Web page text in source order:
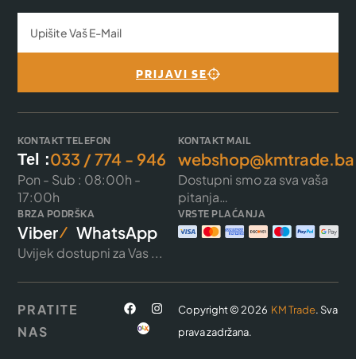
PRIJAVI SE
KONTAKT TELEFON
Tel :033 / 774 - 946
Pon - Sub : 08:00h -
17:00h
KONTAKT MAIL
webshop@kmtrade.ba
Dostupni smo za sva vaša
pitanja…
BRZA PODRŠKA
Viber WhatsApp
Uvijek dostupni za Vas ...
VRSTE PLAĆANJA
Copyright © 2026 KM Trade. Sva
prava zadržana.
PRATITE
NAS